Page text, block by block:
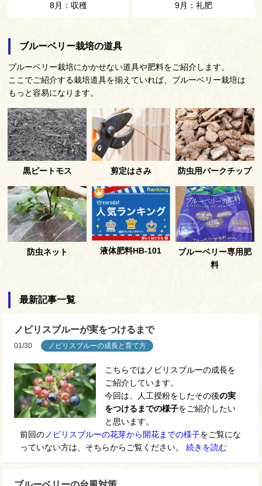
8月：収穫 9月：礼肥
ブルーベリー栽培の道具
ブルーベリー栽培にかかせない道具や肥料をご紹介します。
ここでご紹介する栽培道具を揃えていれば、ブルーベリー栽培は
もっと容易になります。
黒ピートモス 剪定はさみ 防虫用バークチップ
防虫ネット 液体肥料HB-101
ブルーベリー専用肥
料
最新記事一覧
ノビリスブルーが実をつけるまで
01/30 ノビリスブルーの成長と育て方
こちらではノビリスブルーの成長を
ご紹介しています。
今回は、人工授粉をしたその後の実
をつけるまでの様子をご紹介したい
と思います。
前回の ノビリスブルーの花芽から開花までの様子をご覧にな
っていない方は、そちらからご覧ください。続きを読む